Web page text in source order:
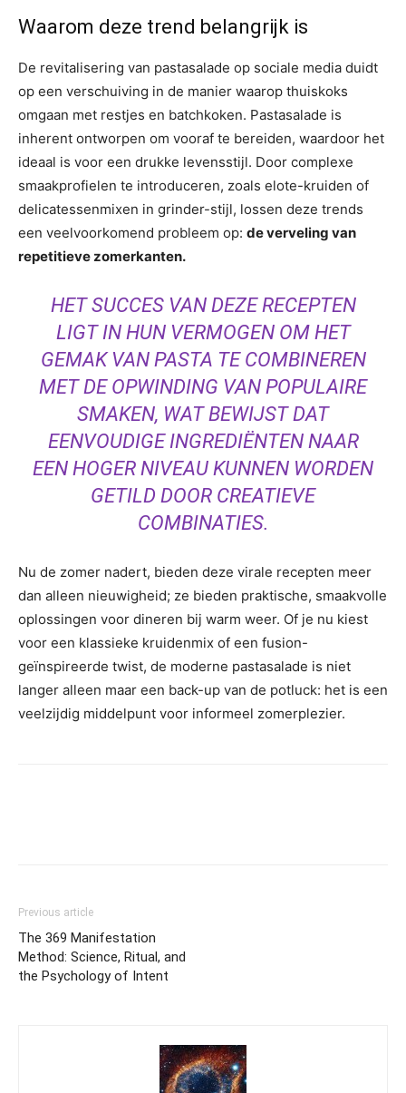
Waarom deze trend belangrijk is
De revitalisering van pastasalade op sociale media duidt
op een verschuiving in de manier waarop thuiskoks
omgaan met restjes en batchkoken. Pastasalade is
inherent ontworpen om vooraf te bereiden, waardoor het
ideaal is voor een drukke levensstijl. Door complexe
smaakprofielen te introduceren, zoals elote-kruiden of
delicatessenmixen in grinder-stijl, lossen deze trends
een veelvoorkomend probleem op: de verveling van
repetitieve zomerkanten.
HET SUCCES VAN DEZE RECEPTEN
LIGT IN HUN VERMOGEN OM HET
GEMAK VAN PASTA TE COMBINEREN
MET DE OPWINDING VAN POPULAIRE
SMAKEN, WAT BEWIJST DAT
EENVOUDIGE INGREDIËNTEN NAAR
EEN HOGER NIVEAU KUNNEN WORDEN
GETILD DOOR CREATIEVE
COMBINATIES.
Nu de zomer nadert, bieden deze virale recepten meer
dan alleen nieuwigheid; ze bieden praktische, smaakvolle
oplossingen voor dineren bij warm weer. Of je nu kiest
voor een klassieke kruidenmix of een fusion-
geïnspireerde twist, de moderne pastasalade is niet
langer alleen maar een back-up van de potluck: het is een
veelzijdig middelpunt voor informeel zomerplezier.
Previous article
The 369 Manifestation
Method: Science, Ritual, and
the Psychology of Intent